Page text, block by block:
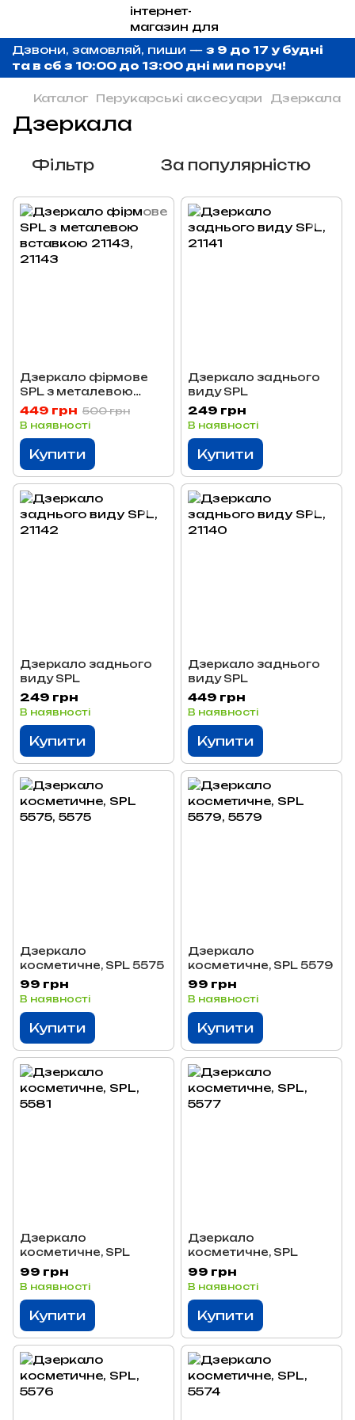
Дзвони, замовляй, пиши — з 9 до 17 у будні
та в сб з 10:00 до 13:00 дні ми поруч!
Каталог Перукарські аксесуари Дзеркала
Дзеркала
Фільтр За популярністю
Дзеркало фірмове
SPL з металевою
вставкою 21143
449 грн 500 грн
В наявності
Купити
Дзеркало заднього
виду SPL
249 грн
В наявності
Купити
Дзеркало заднього
виду SPL
249 грн
В наявності
Купити
Дзеркало заднього
виду SPL
449 грн
В наявності
Купити
Дзеркало
косметичне, SPL 5575
99 грн
В наявності
Купити
Дзеркало
косметичне, SPL 5579
99 грн
В наявності
Купити
Дзеркало
косметичне, SPL
99 грн
В наявності
Купити
Дзеркало
косметичне, SPL
99 грн
В наявності
Купити